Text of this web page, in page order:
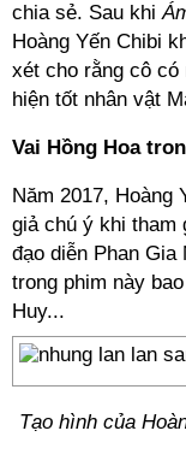
chia sẻ. Sau khi
Hoàng Yến Chibi
xét cho rằng cô
hiện tốt nhân vật
Vai Hồng Hoa
Năm 2017, Hoàng
giả chú ý khi tham
đạo diễn Phan Gia
trong phim này
Huy...
Tạo hình của